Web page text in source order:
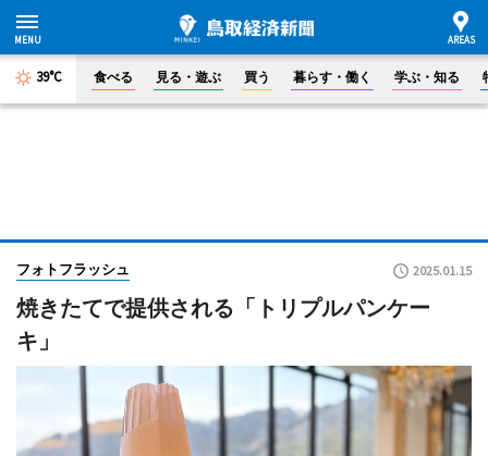
39°C 食べる 見る・遊ぶ 買う 暮らす・働く 学ぶ・知る
フォトフラッシュ 2025.01.15
焼きたてで提供される「トリプルパンケー
キ」